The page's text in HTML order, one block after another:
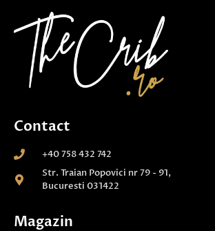
Contact
+40 758 432 742
Str. Traian Popovici nr 79 - 91,
Bucuresti 031422
Magazin